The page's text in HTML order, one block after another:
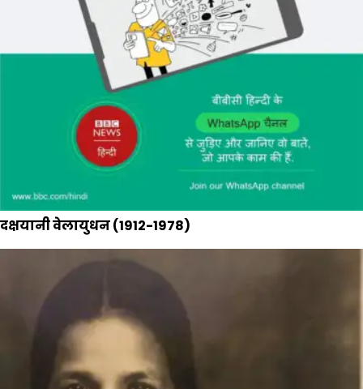
दक्षयानी वेलायुधन (1912-1978)